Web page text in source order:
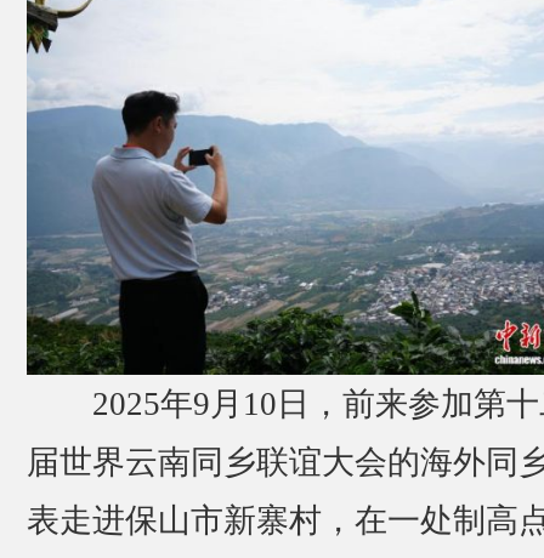
2025年9月10日，前来参加第
届世界云南同乡联谊大会的海外同
表走进保山市新寨村，在一处制高